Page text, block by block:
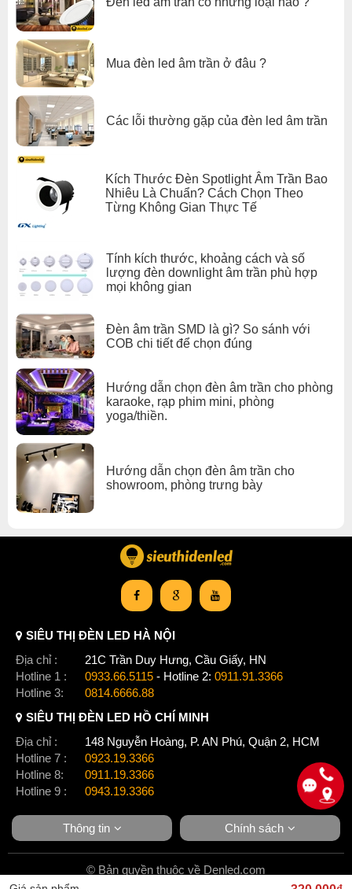
Mua đèn led âm trần ở đâu ?
Các lỗi thường gặp của đèn led âm trần
Kích Thước Đèn Spotlight Âm Trần Bao
Nhiêu Là Chuẩn? Cách Chọn Theo
Từng Không Gian Thực Tế
Tính kích thước, khoảng cách và số
lượng đèn downlight âm trần phù hợp
mọi không gian
Đèn âm trần SMD là gì? So sánh với
COB chi tiết để chọn đúng
Hướng dẫn chọn đèn âm trần cho phòng
karaoke, rạp phim mini, phòng
yoga/thiền.
Hướng dẫn chọn đèn âm trần cho
showroom, phòng trưng bày
SIÊU THỊ ĐÈN LED HÀ NỘI
Địa chỉ :
21C Trần Duy Hưng, Cầu Giấy, HN
Hotline 1 :
0933.66.5115 - Hotline 2: 0911.91.3366
Hotline 3:
0814.6666.88
SIÊU THỊ ĐÈN LED HỒ CHÍ MINH
Địa chỉ :
148 Nguyễn Hoàng, P. AN Phú, Quận 2, HCM
Hotline 7 :
0923.19.3366
Hotline 8:
0911.19.3366
Hotline 9 :
0943.19.3366
Thông tin Chính sách
© Bản quyền thuộc về Denled.com